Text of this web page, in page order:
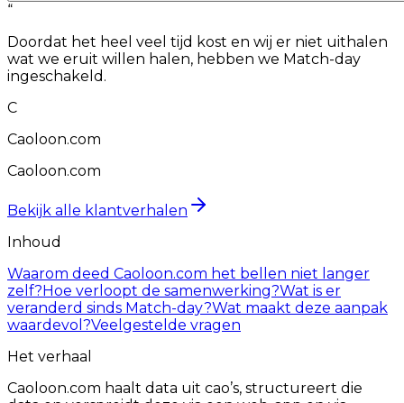
“
Doordat het heel veel tijd kost en wij er niet uithalen
wat we eruit willen halen, hebben we Match-day
ingeschakeld.
C
Caoloon.com
Caoloon.com
Bekijk alle klantverhalen
Inhoud
Waarom deed Caoloon.com het bellen niet langer
zelf?Hoe verloopt de samenwerking?Wat is er
veranderd sinds Match-day?Wat maakt deze aanpak
waardevol?Veelgestelde vragen
Het verhaal
Caoloon.com haalt data uit cao’s, structureert die